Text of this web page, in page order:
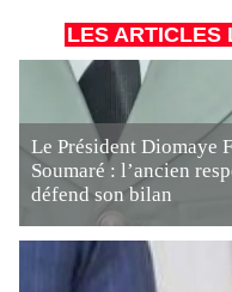
LES ARTICLES
Le Président Diomaye
Soumaré : l’ancien
défend son bilan